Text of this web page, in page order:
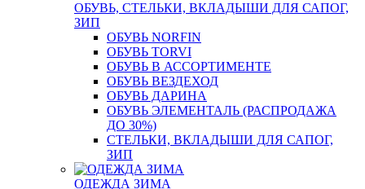
ОБУВЬ, СТЕЛЬКИ, ВКЛАДЫШИ ДЛЯ САПОГ,
ЗИП
ОБУВЬ NORFIN
ОБУВЬ TORVI
ОБУВЬ В АССОРТИМЕНТЕ
ОБУВЬ ВЕЗДЕХОД
ОБУВЬ ДАРИНА
ОБУВЬ ЭЛЕМЕНТАЛЬ (РАСПРОДАЖА
ДО 30%)
СТЕЛЬКИ, ВКЛАДЫШИ ДЛЯ САПОГ,
ЗИП
ОДЕЖДА ЗИМА